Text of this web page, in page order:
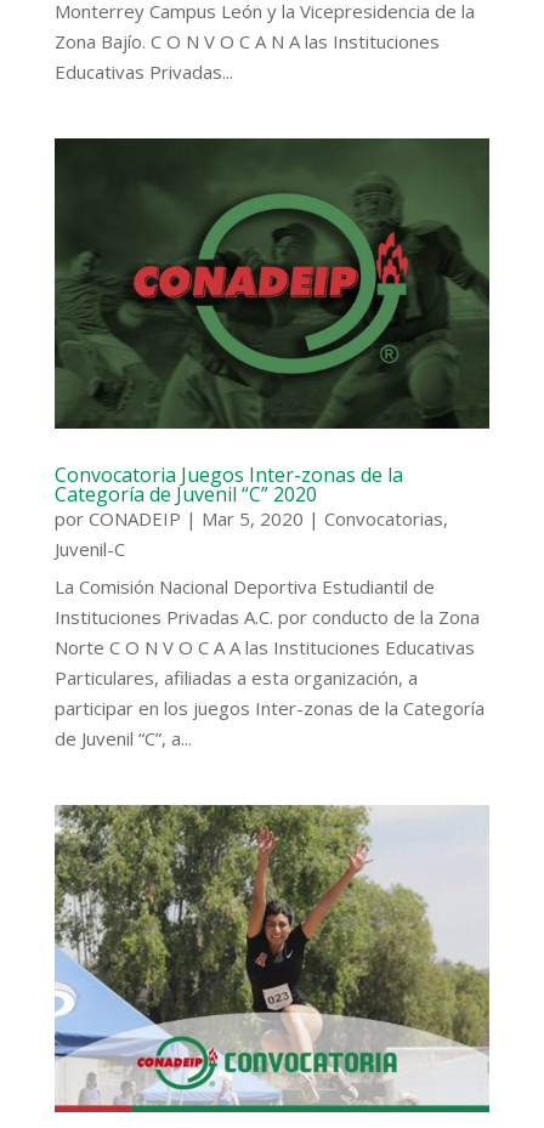
Monterrey Campus León y la Vicepresidencia de la
Zona Bajío. C O N V O C A N A las Instituciones
Educativas Privadas...
Convocatoria Juegos Inter-zonas de la
Categoría de Juvenil “C” 2020
por CONADEIP | Mar 5, 2020 | Convocatorias,
Juvenil-C
La Comisión Nacional Deportiva Estudiantil de
Instituciones Privadas A.C. por conducto de la Zona
Norte C O N V O C A A las Instituciones Educativas
Particulares, afiliadas a esta organización, a
participar en los juegos Inter-zonas de la Categoría
de Juvenil “C”, a...